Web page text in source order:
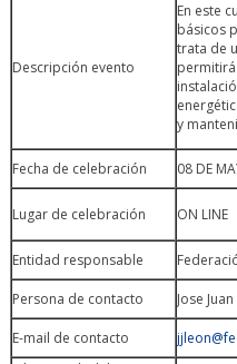
Descripción evento
En este
básicos
trata de
y
Fecha de celebración 08 DE
Lugar de celebración ON LINE
Entidad responsable
Persona de contacto Jose
E-mail de contacto